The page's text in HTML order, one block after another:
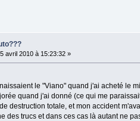
avril 2010 à 15:23:32 »
le "Viano" quand j'ai acheté le
quand j'ai donné (ce qui me
destruction totale, et mon accident
des trucs et dans ces cas là autant ne